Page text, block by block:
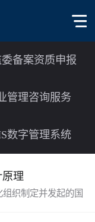
备案资质申报
管理咨询服务
数字管理系统
原理
织制定并发起的国